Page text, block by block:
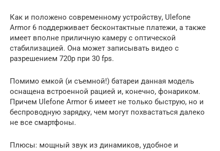
Как и положено современному устройству, Ulefone
Armor 6 поддерживает бесконтактные платежи, а также
имеет вполне приличную камеру с оптической
стабилизацией. Она может записывать видео с
разрешением 720р при 30 fps.
Помимо емкой (и съемной!) батареи данная модель
оснащена встроенной рацией и, конечно, фонариком.
Причем Ulefone Armor 6 имеет не только быструю, но и
беспроводную зарядку, чем могут похвастаться далеко
не все смартфоны.
Плюсы: мощный звук из динамиков, удобное и